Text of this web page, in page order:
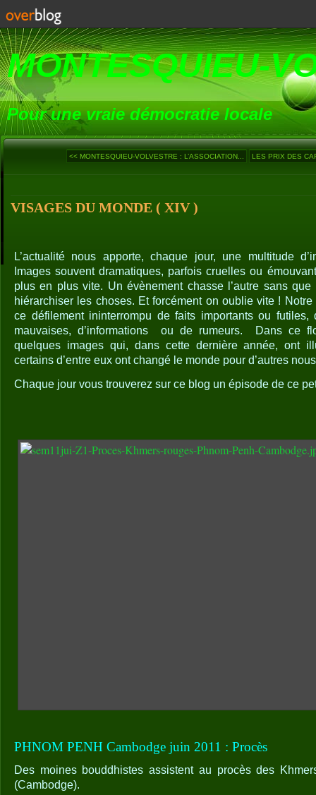
MONTESQUIEU-
Pour une vraie démocratie locale
<< MONTESQUIEU-VOLVESTRE : L’ASSOCIATION... LES PRIX DES
VISAGES DU MONDE ( XIV )
L’actualité nous apporte, chaque jour, une multitude
Images souvent dramatiques, parfois cruelles ou
plus en plus vite. Un évènement chasse l’autre sans
hiérarchiser les choses. Et forcément on oublie vite ! Notre
ce défilement ininterrompu de faits importants ou
mauvaises, d’informations
ou de rumeurs.
Dans ce
quelques images qui, dans cette dernière année, ont
certains d’entre eux ont changé le monde pour d’autres
Chaque jour vous trouverez sur ce blog un épisode de ce
PHNOM PENH Cambodge juin 2011 : Procès
Des moines bouddhistes assistent au procès des
(Cambodge).